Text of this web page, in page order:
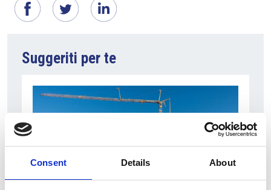
Consent Details About
Suggeriti per te